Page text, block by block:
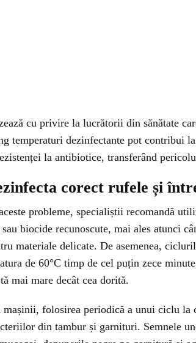
cu privire la lucrătorii din sănătate
temperaturi dezinfectante pot contribui
la antibiotice, transferând
corect rufele și
probleme, specialiștii recomandă
biocide recunoscute, mai ales atunci
materiale delicate. De asemenea,
de 60°C timp de cel puțin zece
mai mare decât cea dorită.
mașinii, folosirea periodică a unui ciclu la
din tambur și garnituri. Semnele